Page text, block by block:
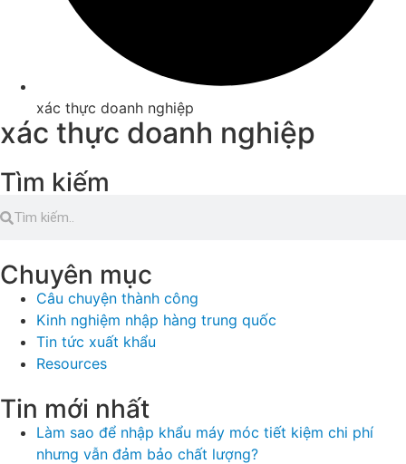
xác thực doanh nghiệp
xác thực doanh nghiệp
Tìm kiếm
Chuyên mục
Câu chuyện thành công
Kinh nghiệm nhập hàng trung quốc
Tin tức xuất khẩu
Resources
Tin mới nhất
Làm sao để nhập khẩu máy móc tiết kiệm chi phí
nhưng vẫn đảm bảo chất lượng?